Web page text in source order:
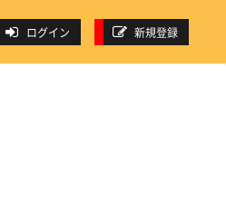
ログイン 新規登録